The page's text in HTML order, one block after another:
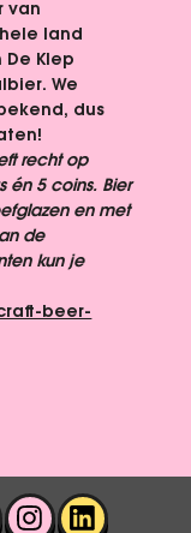
van
land
Klep
We
dus
recht op
én 5 coins. Bier
en met
de
kun je
beer-